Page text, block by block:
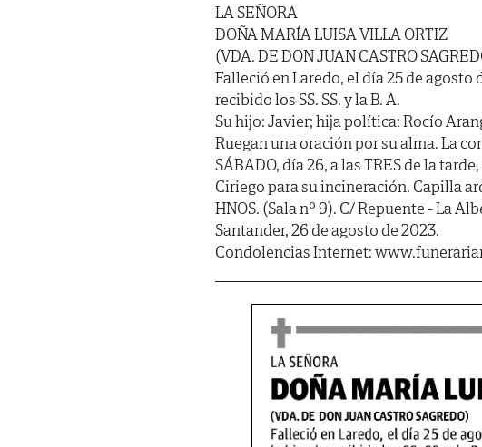
LA SEÑORA
DOÑA MARÍA LUISA VILLA ORTIZ
(VDA. DE DON JUAN CASTRO
Falleció en Laredo, el día 25 de agosto
recibido los SS. SS. y la B. A.
Su hijo: Javier; hija política: Rocío
Ruegan una oración por su alma. La
SÁBADO, día 26, a las TRES de la
Ciriego para su incineración. Capilla
HNOS. (Sala nº 9). C/ Repuente - La
Santander, 26 de agosto de 2023.
Condolencias Internet: